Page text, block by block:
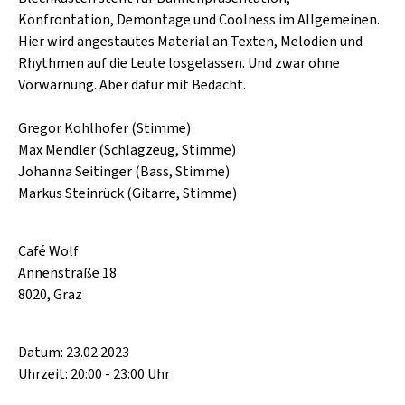
CAFÉ WOLF
POSTGARAGE
KUNSTGARTEN
KRISTALLWERK
GOLD & PECH THEATER
HARD & HEAVY
SINGER-SONGWRITER
KULTURLAND STEIERMARK
Konfrontation, Demontage und Coolness im Allgemeinen.
Hier wird angestautes Material an Texten, Melodien und
Rhythmen auf die Leute losgelassen. Und zwar ohne
Vorwarnung. Aber dafür mit Bedacht.
Gregor Kohlhofer (Stimme)
Max Mendler (Schlagzeug, Stimme)
Johanna Seitinger (Bass, Stimme)
Markus Steinrück (Gitarre, Stimme)
Café Wolf
Annenstraße 18
8020, Graz
Datum: 23.02.2023
Uhrzeit: 20:00 - 23:00 Uhr